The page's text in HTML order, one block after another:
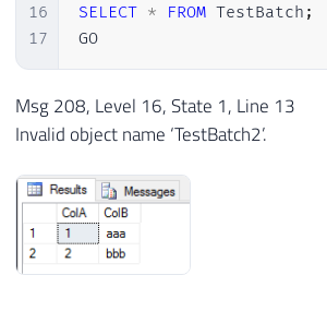
16
17
SELECT * FROM TestBatch ;
GO
Msg 208, Level 16, State 1, Line 13
Invalid object name ‘TestBatch2’.